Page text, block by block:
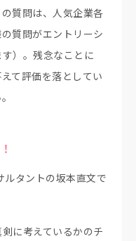
質問は、人気企業各
質問がエントリーシ
）。残念なことに
て評価を落としてい
タントの坂本直文で
に考えているかのチ